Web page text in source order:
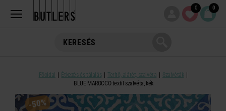
0 0
Főoldal Étkezés és tálalás Terítő, alátét, szalvéta
Szalvéták
BLUE MAROCCO textil szalvéta, kék
-50%